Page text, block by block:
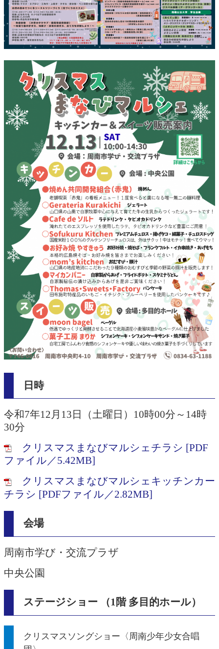
日時
令和7年12月13日（土曜日）10時00分～14時
30分
クリスマスまなびマルシェチラシ [PDF
ファイル／5.42MB]
クリスマスまなびマルシェキッチンカー
チラシ [PDFファイル／2.82MB]
会場
周南市学び・交流プラザ
中央公園
ステージショー （1階 多目的ホール）
クリスマスソングショー〈周南少年少女合唱